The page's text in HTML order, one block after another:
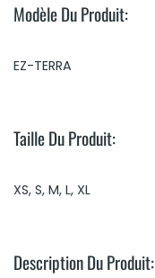
Modèle Du Produit:
EZ-TERRA
Taille Du Produit:
XS, S, M, L, XL
Description Du Produit: